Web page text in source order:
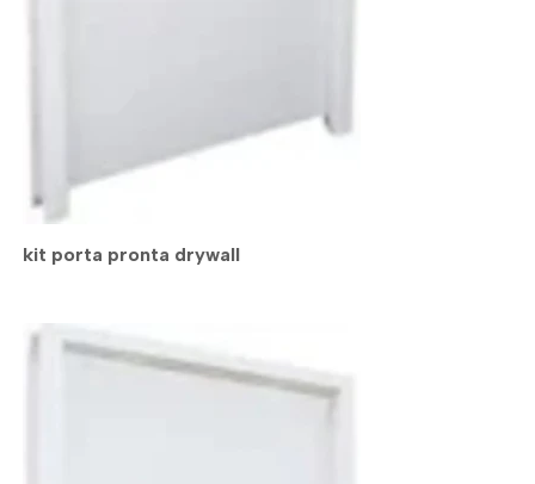
kit porta pronta drywall